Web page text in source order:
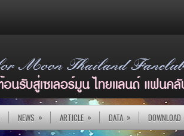
NEWS » ARTICLE » DATA » DOWNLOAD